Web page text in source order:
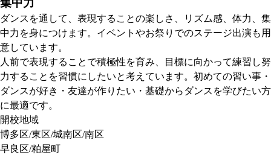
集中力
ダンスを通して、表現することの楽しさ、リズム感、体力、集
中力を身につけます。イベントやお祭りでのステージ出演も用
意しています。
人前で表現することで積極性を育み、目標に向かって練習し努
力することを習慣にしたいと考えています。初めての習い事・
ダンスが好き・友達が作りたい・基礎からダンスを学びたい方
に最適です。
開校地域
博多区/東区/城南区/南区
早良区/粕屋町